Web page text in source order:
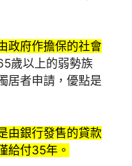
政府作擔保的社會
歲以上的弱勢族
居者申請，優點是
由銀行發售的貸款
給付35年。